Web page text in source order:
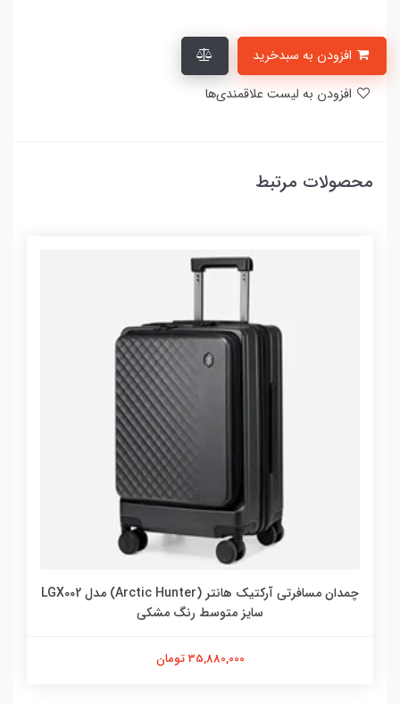
محصولات مرتبط
چمدان مسافرتی آرکتیک هانتر (Arctic Hunter) مدل LGX002
سایز متوسط رنگ مشکی
35,880,000 تومان